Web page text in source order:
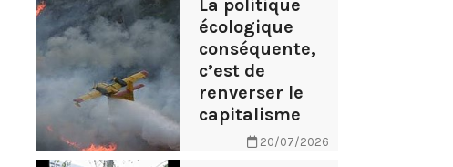
La politique
écologique
conséquente,
c’est de
renverser le
capitalisme
20/07/2026